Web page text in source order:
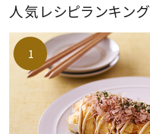
人気レシピランキング